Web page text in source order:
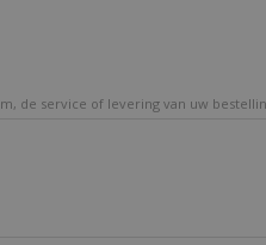
de service of levering van uw